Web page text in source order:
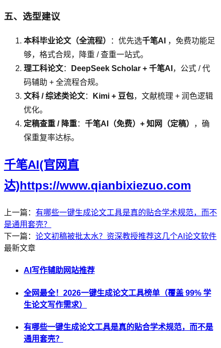
五、选型建议
本科毕业论文（全流程） ：优先选千笔AI
，免费功能足
够，格式合规，降重 / 查重一站式。
理工科论文： DeepSeek Scholar + 千笔AI ，公式 / 代
码辅助 + 全流程合规。
文科 / 综述类论文： Kimi + 豆包，文献梳理 + 润色逻辑
优化。
定稿查重 / 降重： 千笔AI（免费）+ 知网（定稿）
，确
保重复率达标。
千笔AI(官网直
达)https://www.qianbixiezuo.com
上一篇： 有哪些一键生成论文工具是真的贴合学术规范，而不
是通用套壳？
下一篇： 论文初稿被批太水？资深教授推荐这几个AI论文软件
最新文章
AI写作辅助网站推荐
全网最全！2026一键生成论文工具榜单（覆盖 99% 学
生论文写作需求）
有哪些一键生成论文工具是真的贴合学术规范，而不是
通用套壳？